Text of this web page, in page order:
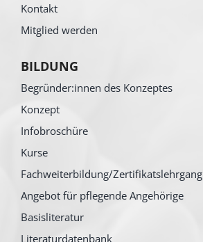
Kontakt
Mitglied werden
BILDUNG
Begründer:innen des Konzeptes
Konzept
Infobroschüre
Kurse
Fachweiterbildung/Zertifikatslehrgang
Angebot für pflegende Angehörige
Basisliteratur
Literaturdatenbank